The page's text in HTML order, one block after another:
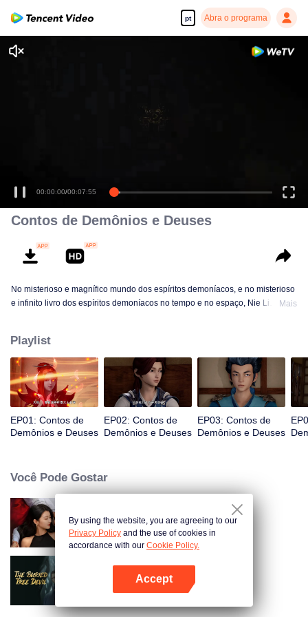
pt Abra o programa
Abra o programa
00:00:00/00:07:55
Contos de Demônios e Deuses
No misterioso e magnífico mundo dos espíritos demoníacos, e no misterioso
e infinito livro dos espíritos demoníacos no tempo e no espaço, Nie Li
deusas?
Mais
Playlist
EP01: Contos de
Demônios e Deuses
EP02: Contos de
Demônios e Deuses
EP03: Contos de
Demônios e Deuses
Você Pode Gostar
Amor à beira do divórcio
The Buried Tree Devil
By using the website, you are agreeing to our
Privacy Policy and the use of cookies in
accordance with our Cookie Policy.
Accept